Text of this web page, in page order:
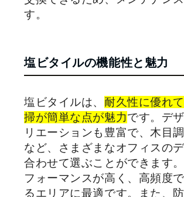
す。
塩ビタイルの機能性と魅力
塩ビタイルは、 耐久性に優れ
掃が簡単な点が魅力です。デ
リエーションも豊富で、木目
など、さまざまなオフィスの
合わせて選ぶことができます
フォーマンスが高く、高頻度
るエリアに最適です。また、